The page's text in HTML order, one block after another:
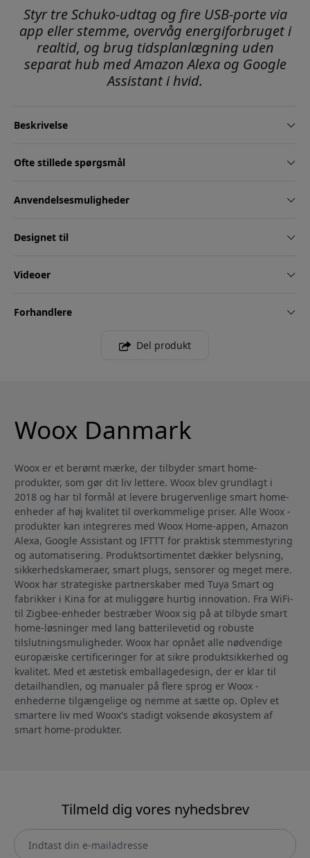
Styr tre Schuko-udtag og fire USB-porte via
app eller stemme, overvåg energiforbruget i
realtid, og brug tidsplanlægning uden
separat hub med Amazon Alexa og Google
Assistant i hvid.
Beskrivelse
Ofte stillede spørgsmål
Anvendelsesmuligheder
Designet til
Videoer
Forhandlere
Del produkt
Woox Danmark
Woox er et berømt mærke, der tilbyder smart home-
produkter, som gør dit liv lettere. Woox blev grundlagt i
2018 og har til formål at levere brugervenlige smart home-
enheder af høj kvalitet til overkommelige priser. Alle Woox -
produkter kan integreres med Woox Home-appen, Amazon
Alexa, Google Assistant og IFTTT for praktisk stemmestyring
og automatisering. Produktsortimentet dækker belysning,
sikkerhedskameraer, smart plugs, sensorer og meget mere.
Woox har strategiske partnerskaber med Tuya Smart og
fabrikker i Kina for at muliggøre hurtig innovation. Fra WiFi-
til Zigbee-enheder bestræber Woox sig på at tilbyde smart
home-løsninger med lang batterilevetid og robuste
tilslutningsmuligheder. Woox har opnået alle nødvendige
europæiske certificeringer for at sikre produktsikkerhed og
kvalitet. Med et æstetisk emballagedesign, der er klar til
detailhandlen, og manualer på flere sprog er Woox -
enhederne tilgængelige og nemme at sætte op. Oplev et
smartere liv med Woox's stadigt voksende økosystem af
smart home-produkter.
Tilmeld dig vores nyhedsbrev